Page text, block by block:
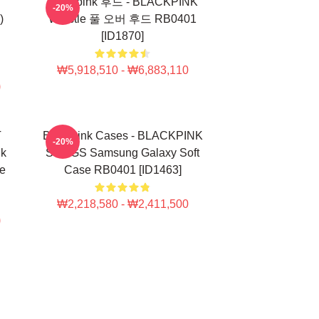
Whistle 풀 오버 후드 RB0401
[ID1870]
₩5,918,510 - ₩6,883,110
-20%
Blackpink Cases - BLACKPINK
SONGS Samsung Galaxy Soft
Case RB0401 [ID1463]
₩2,218,580 - ₩2,411,500
-20%